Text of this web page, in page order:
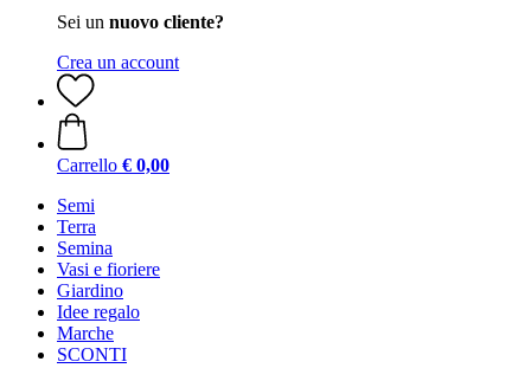
Sei un nuovo cliente?
Crea un account
Carrello € 0,00
Semi
Terra
Semina
Vasi e fioriere
Giardino
Idee regalo
Marche
SCONTI